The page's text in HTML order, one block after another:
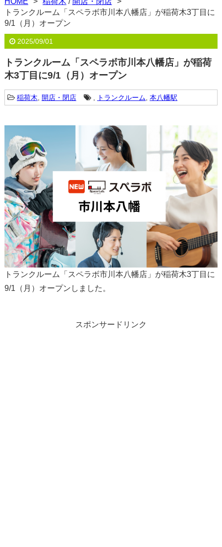
トランクルーム「スペラボ市川本八幡店」が稲荷木3丁目に
9/1（月）オープン
2025/09/01
トランクルーム「スペラボ市川本八幡店」が稲荷
木3丁目に9/1（月）オープン
稲荷木 開店・閉店 , トランクルーム 本八幡駅
トランクルーム「スペラボ市川本八幡店」が稲荷木3丁目に
9/1（月）オープンしました。
スポンサードリンク